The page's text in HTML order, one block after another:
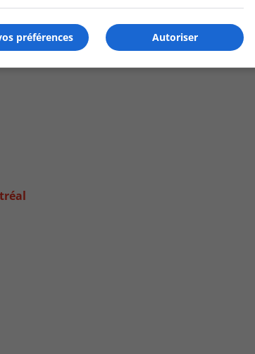
Autoriser
préférences